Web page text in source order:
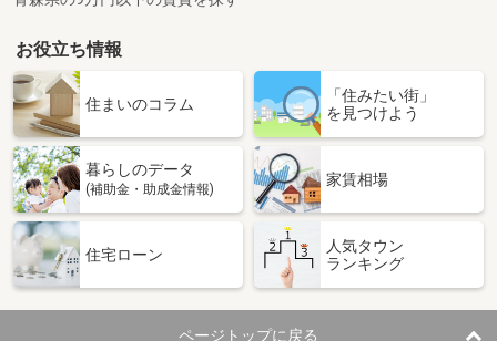
青森県八戸市大字長苗代字蟇河原
価 格
5.40万円
青森県八戸市大字長苗代字蟇河原
専有面積 58.33m²
間取り
青森県八戸市新井田西１丁目
住 所
青森県八戸市新井田西１丁目
専有面積 32.07m²
お役立ち情報
住まいのコラム
「住みたい街」
を見つけよう
暮らしのデータ
(補助金・助成金情報)
家賃相場
住宅ローン
人気タウン
ランキング
ページトップに戻る